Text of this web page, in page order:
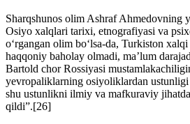
Sharqshunos olim Ashraf Ahmedovning
Osiyo xalqlari tarixi, etnografiyasi va
o‘rgangan olim bo‘lsa-da, Turkiston
haqqoniy baholay olmadi, ma’lum
Bartold chor Rossiyasi
yevropaliklarning osiyoliklardan ustunligi
shu ustunlikni ilmiy va mafkuraviy
qildi”.[26]